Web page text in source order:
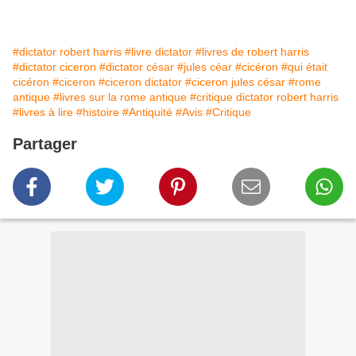
#dictator robert harris #livre dictator #livres de robert harris
#dictator ciceron #dictator césar #jules céar #cicéron #qui était
cicéron #ciceron #ciceron dictator #ciceron jules césar #rome
antique #livres sur la rome antique #critique dictator robert harris
#livres à lire #histoire #Antiquité #Avis #Critique
Partager